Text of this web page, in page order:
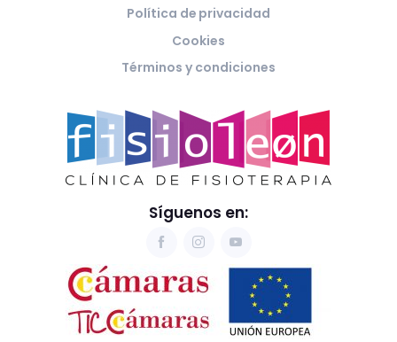
Política de privacidad
Cookies
Términos y condiciones
Síguenos en: